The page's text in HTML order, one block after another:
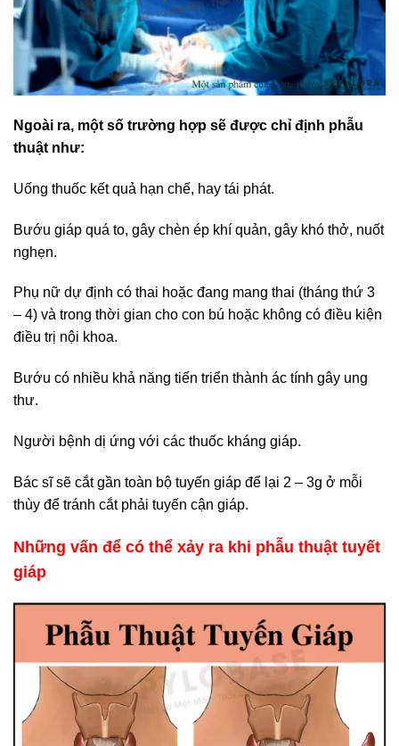
Ngoài ra, một số trường hợp sẽ được chỉ định phẫu
thuật như:
Uống thuốc kết quả hạn chế, hay tái phát.
Bướu giáp quá to, gây chèn ép khí quản, gây khó thở, nuốt
nghẹn.
Phụ nữ dự định có thai hoặc đang mang thai (tháng thứ 3
– 4) và trong thời gian cho con bú hoặc không có điều kiện
điều trị nội khoa.
Bướu có nhiều khả năng tiến triển thành ác tính gây ung
thư.
Người bệnh dị ứng với các thuốc kháng giáp.
Bác sĩ sẽ cắt gần toàn bộ tuyến giáp để lại 2 – 3g ở mỗi
thùy để tránh cắt phải tuyến cận giáp.
Những vấn để có thể xảy ra khi phẫu thuật tuyết
giáp